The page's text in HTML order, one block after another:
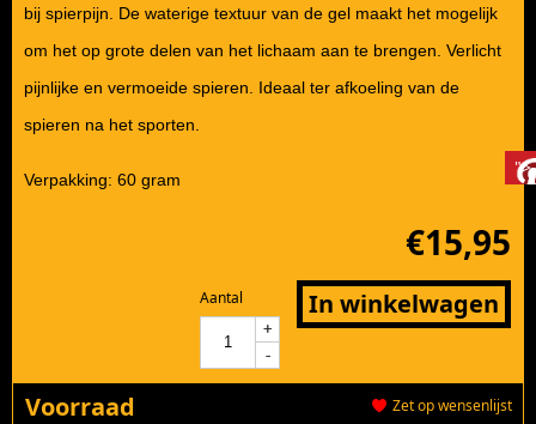
bij spierpijn. De waterige textuur van de gel maakt het mogelijk
om het op grote delen van het lichaam aan te brengen. Verlicht
pijnlijke en vermoeide spieren. Ideaal ter afkoeling van de
spieren na het sporten.
Verpakking: 60 gram
€15,95
Aantal
+
-
+
-
In winkelwagen
Zet op wensenlijst
Voorraad
">